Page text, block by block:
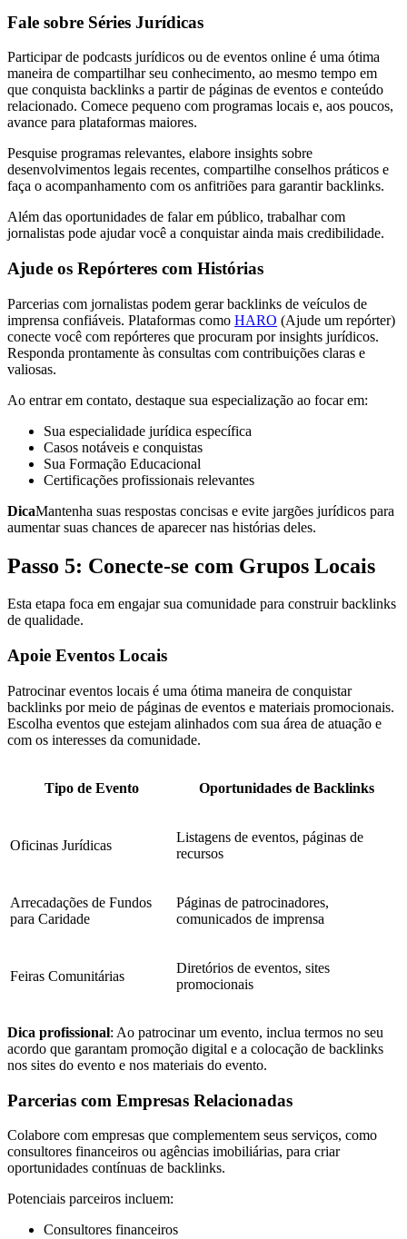
Fale sobre Séries Jurídicas
Participar de podcasts jurídicos ou de eventos online é uma ótima
maneira de compartilhar seu conhecimento, ao mesmo tempo em
que conquista backlinks a partir de páginas de eventos e conteúdo
relacionado. Comece pequeno com programas locais e, aos poucos,
avance para plataformas maiores.
Pesquise programas relevantes, elabore insights sobre
desenvolvimentos legais recentes, compartilhe conselhos práticos e
faça o acompanhamento com os anfitriões para garantir backlinks.
Além das oportunidades de falar em público, trabalhar com
jornalistas pode ajudar você a conquistar ainda mais credibilidade.
Ajude os Repórteres com Histórias
Parcerias com jornalistas podem gerar backlinks de veículos de
imprensa confiáveis. Plataformas como HARO (Ajude um repórter)
conecte você com repórteres que procuram por insights jurídicos.
Responda prontamente às consultas com contribuições claras e
valiosas.
Ao entrar em contato, destaque sua especialização ao focar em:
Sua especialidade jurídica específica
Casos notáveis e conquistas
Sua Formação Educacional
Certificações profissionais relevantes
DicaMantenha suas respostas concisas e evite jargões jurídicos para
aumentar suas chances de aparecer nas histórias deles.
Passo 5: Conecte-se com Grupos Locais
Esta etapa foca em engajar sua comunidade para construir backlinks
de qualidade.
Apoie Eventos Locais
Patrocinar eventos locais é uma ótima maneira de conquistar
backlinks por meio de páginas de eventos e materiais promocionais.
Escolha eventos que estejam alinhados com sua área de atuação e
com os interesses da comunidade.
Tipo de Evento Oportunidades de Backlinks
Oficinas Jurídicas
Listagens de eventos, páginas de
recursos
Arrecadações de Fundos
para Caridade
Páginas de patrocinadores,
comunicados de imprensa
Feiras Comunitárias
Diretórios de eventos, sites
promocionais
Dica profissional: Ao patrocinar um evento, inclua termos no seu
acordo que garantam promoção digital e a colocação de backlinks
nos sites do evento e nos materiais do evento.
Parcerias com Empresas Relacionadas
Colabore com empresas que complementem seus serviços, como
consultores financeiros ou agências imobiliárias, para criar
oportunidades contínuas de backlinks.
Potenciais parceiros incluem:
Consultores financeiros